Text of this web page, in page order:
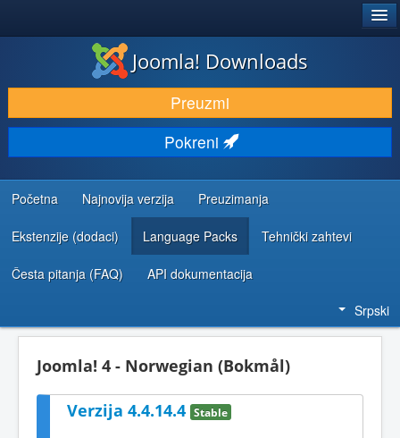
PREUZIMANJE I PROŠIRENJA (EKSTENZIJE)
OTKRIJTE I NAUČITE
ZAJEDNICA I PODRŠKA
RESURSI ZA RAZVOJ
Joomla! Downloads
Preuzmi
Pokreni
Početna Najnovija verzija Preuzimanja
Ekstenzije (dodaci) Language Packs Tehnički zahtevi
Česta pitanja (FAQ) API dokumentacija
Srpski
Joomla! 4 - Norwegian (Bokmål)
Verzija 4.4.14.4 Stable